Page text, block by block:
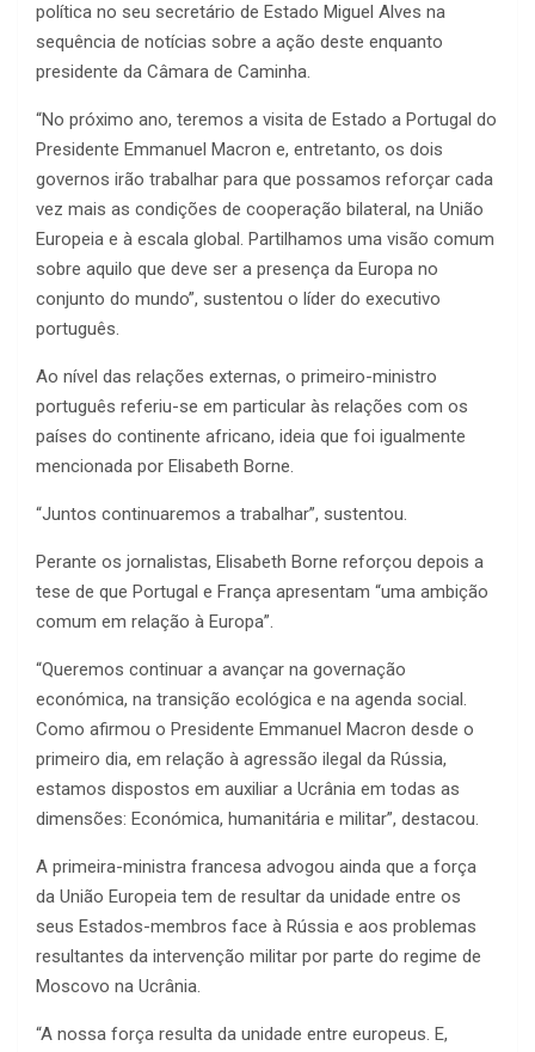
política no seu secretário de Estado Miguel Alves na
sequência de notícias sobre a ação deste enquanto
presidente da Câmara de Caminha.
“No próximo ano, teremos a visita de Estado a Portugal do
Presidente Emmanuel Macron e, entretanto, os dois
governos irão trabalhar para que possamos reforçar cada
vez mais as condições de cooperação bilateral, na União
Europeia e à escala global. Partilhamos uma visão comum
sobre aquilo que deve ser a presença da Europa no
conjunto do mundo”, sustentou o líder do executivo
português.
Ao nível das relações externas, o primeiro-ministro
português referiu-se em particular às relações com os
países do continente africano, ideia que foi igualmente
mencionada por Elisabeth Borne.
“Juntos continuaremos a trabalhar”, sustentou.
Perante os jornalistas, Elisabeth Borne reforçou depois a
tese de que Portugal e França apresentam “uma ambição
comum em relação à Europa”.
“Queremos continuar a avançar na governação
económica, na transição ecológica e na agenda social.
Como afirmou o Presidente Emmanuel Macron desde o
primeiro dia, em relação à agressão ilegal da Rússia,
estamos dispostos em auxiliar a Ucrânia em todas as
dimensões: Económica, humanitária e militar”, destacou.
A primeira-ministra francesa advogou ainda que a força
da União Europeia tem de resultar da unidade entre os
seus Estados-membros face à Rússia e aos problemas
resultantes da intervenção militar por parte do regime de
Moscovo na Ucrânia.
“A nossa força resulta da unidade entre europeus. E,